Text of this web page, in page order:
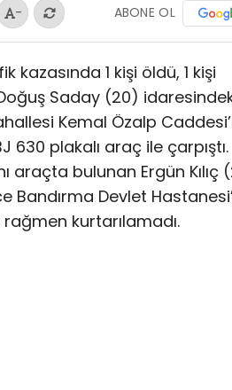
- ABONE OL
kazasında 1 kişi öldü, 1 kişi
Saday (20)
Kemal Özalp
630 plakalı araç ile çarpıştı.
araçta bulunan Ergün Kılıç
Bandırma Devlet
rağmen kurtarılamadı.